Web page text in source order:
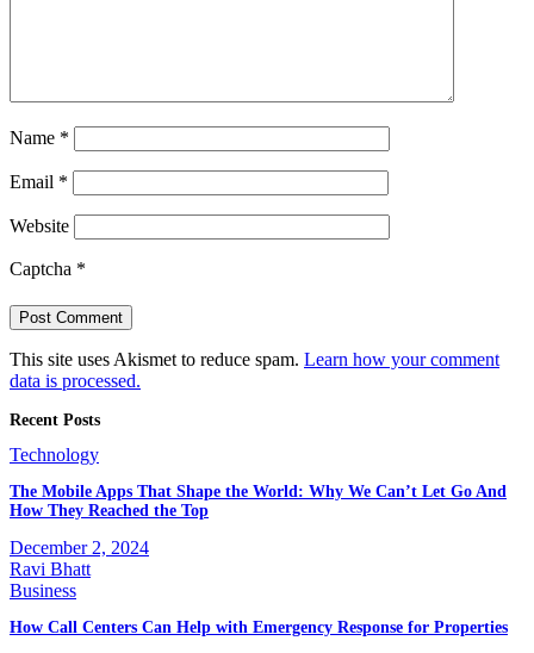
Name *
Email *
Website
Captcha *
This site uses Akismet to reduce spam. Learn how your comment
data is processed.
Recent Posts
Technology
The Mobile Apps That Shape the World: Why We Can’t Let Go And
How They Reached the Top
December 2, 2024
Ravi Bhatt
Business
How Call Centers Can Help with Emergency Response for Properties